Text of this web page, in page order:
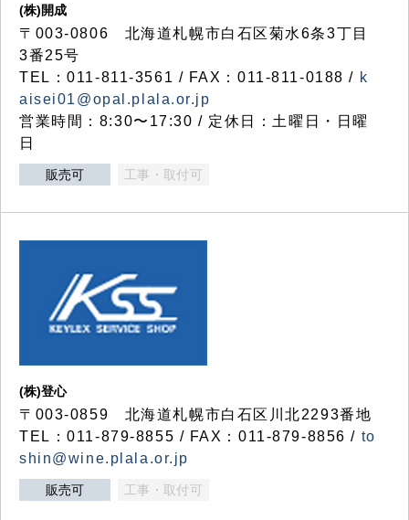
(株)開成
〒003-0806 北海道札幌市白石区菊水6条3丁目
3番25号
TEL：011-811-3561 / FAX：011-811-0188 / k
aisei01@opal.plala.or.jp
営業時間：8:30〜17:30 / 定休日：土曜日・日曜
日
販売可 工事・取付可
(株)登心
〒003-0859 北海道札幌市白石区川北2293番地
TEL：011-879-8855 / FAX：011-879-8856 / to
shin@wine.plala.or.jp
販売可 工事・取付可